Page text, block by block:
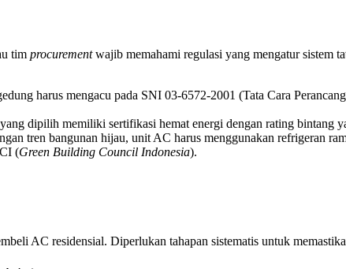
tim procurementwajib memahami regulasi yang mengatur sistem
harus mengacu pada SNI 03-6572-2001 (Tata Cara
dipilih memiliki sertifikasi hemat energi dengan rating bintang
tren bangunan hijau, unit AC harus menggunakan refrigeran
(Green Building Council Indonesia).
AC residensial. Diperlukan tahapan sistematis untuk